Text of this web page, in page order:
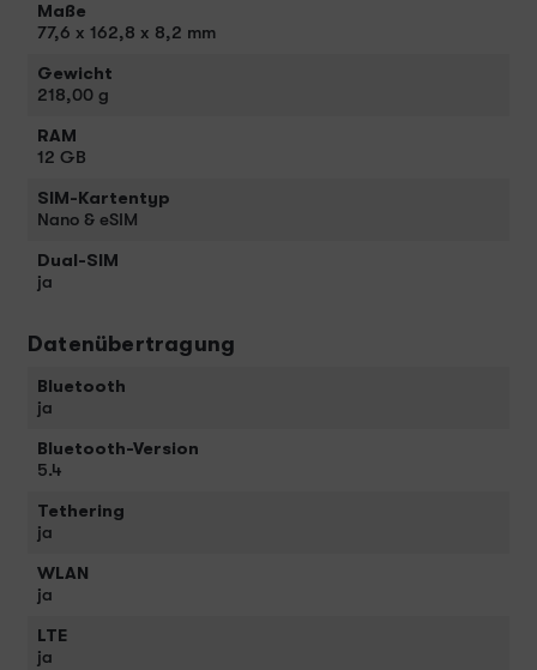
Maße
77,6 x 162,8 x 8,2 mm
Gewicht
218,00 g
RAM
12 GB
SIM-Kartentyp
Nano & eSIM
Dual-SIM
ja
Datenübertragung
Bluetooth
ja
Bluetooth-Version
5.4
Tethering
ja
WLAN
ja
LTE
ja